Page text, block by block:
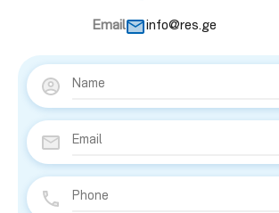
Email info@res.ge